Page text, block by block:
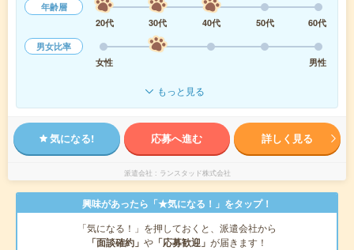
年齢層
20代
30代 40代 50代
60代
男女比率
女性
男性
もっと見る
気になる! 応募へ進む 詳しく見る
派遣会社 ランスタッド株式会社
興味があったら「★気になる！」をタップ！
「気になる！」を押しておくと、派遣会社から
「面談確約」 や 「応募歓迎」 が届きます！